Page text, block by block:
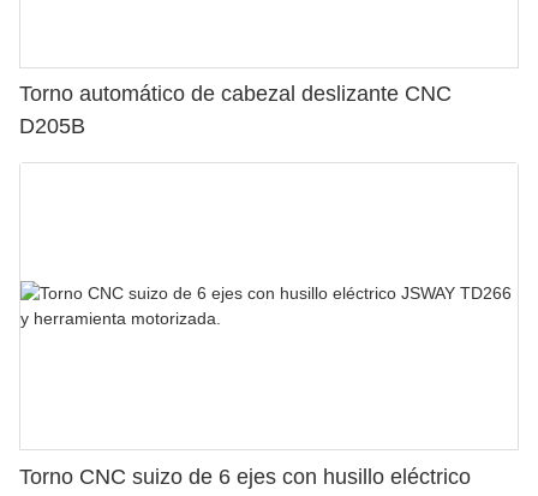
Torno automático de cabezal deslizante CNC
D205B
Torno CNC suizo de 6 ejes con husillo eléctrico